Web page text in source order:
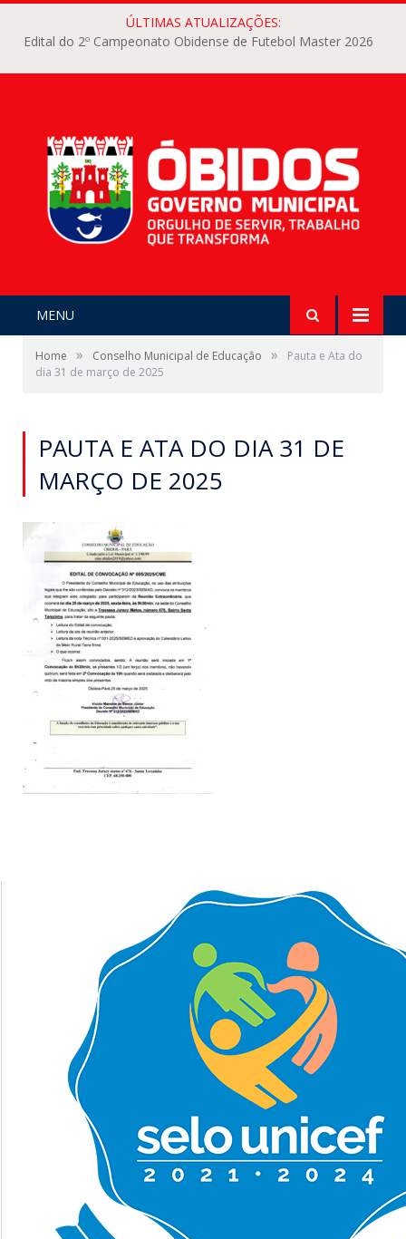
ÚLTIMAS ATUALIZAÇÕES:
Edital do 2º Campeonato Obidense de Futebol Master 2026
MENU
Home » Conselho Municipal de Educação »
Pauta e Ata do
dia 31 de março de 2025
PAUTA E ATA DO DIA 31 DE
MARÇO DE 2025